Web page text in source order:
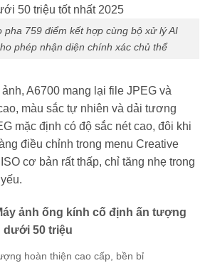
pha 759 điểm kết hợp cùng bộ xử lý AI
phép nhận diện chính xác chủ thể
A6700 mang lại file JPEG và
màu sắc tự nhiên và dải tương
mặc định có độ sắc nét cao, đôi khi
điều chỉnh trong menu Creative
cơ bản rất thấp, chỉ tăng nhẹ trong
ảnh ống kính cố định ấn tượng
dưới 50 triệu
hoàn thiện cao cấp, bền bỉ